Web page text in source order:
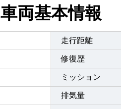
車両基本情報
走行距離
修復歴
ミッション
排気量